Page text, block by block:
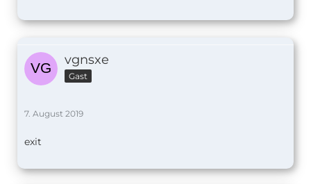
vgnsxe
Gast
7. August 2019
exit